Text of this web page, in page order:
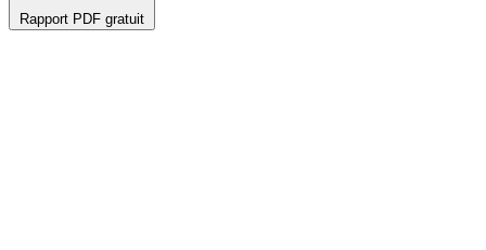
Rapport PDF gratuit